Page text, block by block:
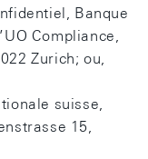
Banque
Compliance,
Zurich; ou,
suisse,
15,